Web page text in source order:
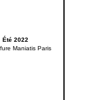
Été 2022